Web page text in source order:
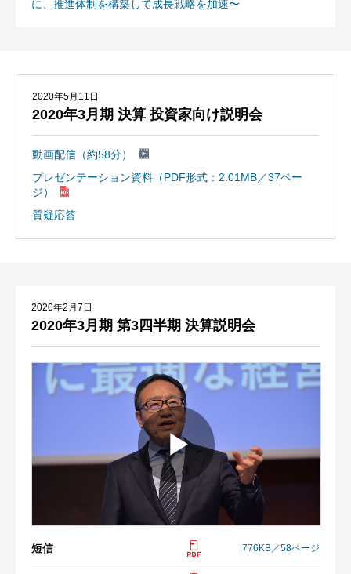
に、推進体制を構築して成長戦略を加速〜
2020年3月期 決算 投資家向け説明会
2020年5月11日
動画配信（約58分）
プレゼンテーション資料（PDF形式：2.01MB／37ペー
ジ）
質疑応答
2020年3月期 第3四半期 決算説明会
2020年2月7日
短信 776KB／58ページ